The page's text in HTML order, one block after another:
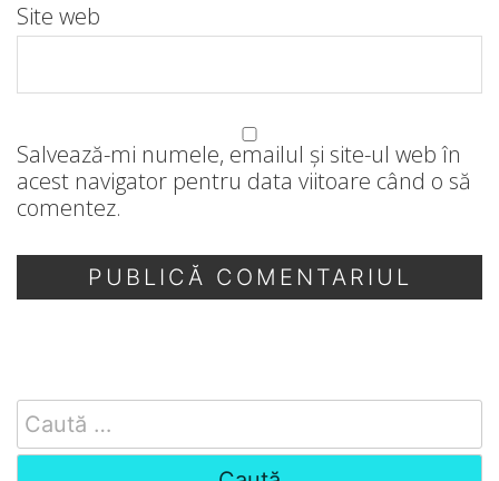
Site web
Salvează-mi numele, emailul și site-ul web în
acest navigator pentru data viitoare când o să
comentez.
Search
for: